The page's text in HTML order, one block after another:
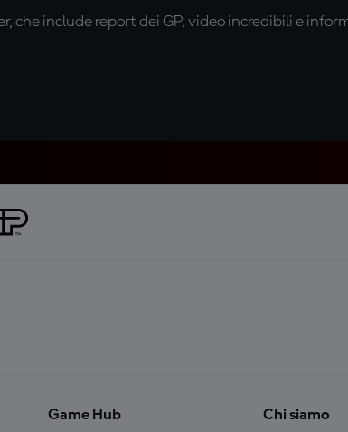
che include report dei GP, video incredibili e
Game Hub Chi siamo